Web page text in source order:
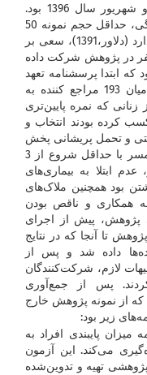
فردوس) شهر تهران در ماه‌های مرداد و شهریور سال 1396 بود.
ازآنجایی‌که در پژوهش‌های از نوع همبستگی، حداقل حجم نمونه 50
نفر برای بیان چگونگی رابطه، ضرورت دارد (دلاور،1391)، سعی بر
جهت افزایش قدرت تعمیم 120 نفر در پژوهش شرکت داده
ابتدا پرسشنامه تعهد
زناشویی در میان آن‌ها پخش شد و از میان 193 مراجع کننده به
منطقه 5 تهران 123 نفر از زنانی که نمره پایین‌تری
کسب کرده بودند انتخاب و
و تحمل پریشانی پخش
شد. شرط ورود به پژوهش، زندگی با همسر با حداقل شروع از 3
ابتلا به بیماری‌های
بود همچنین ملاک‌های
همکاری و ناقص بودن
پژوهش، پیش از اجرای
تا آنجا که در نتایج
داده شد و پس از
لازم، شرکت‌کنندگان
پس از جمع‌آوری
ناقص بود که از نمونه پژوهش خارج
زیر بود:
میزان پایبندی افراد به
می‌کند. این آزمون
برای مقاصد پژوهشی تهیه و تدوین‌شده